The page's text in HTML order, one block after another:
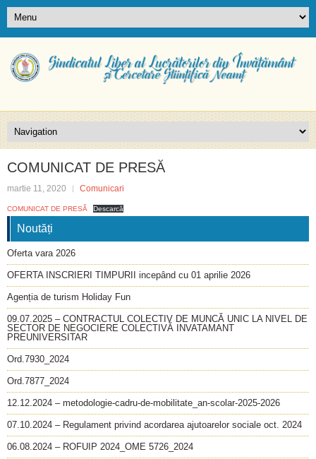
COMUNICAT DE PRESĂ
martie 11, 2020 Comunicari
COMUNICAT DE PRESĂ Descarcă
Noutăți
Oferta vara 2026
OFERTA INSCRIERI TIMPURII incepând cu 01 aprilie 2026
Agenția de turism Holiday Fun
09.07.2025 – CONTRACTUL COLECTIV DE MUNCĂ UNIC LA NIVEL DE
SECTOR DE NEGOCIERE COLECTIVĂ INVATAMANT
PREUNIVERSITAR
Ord.7930_2024
Ord.7877_2024
12.12.2024 – metodologie-cadru-de-mobilitate_an-scolar-2025-2026
07.10.2024 – Regulament privind acordarea ajutoarelor sociale oct. 2024
06.08.2024 – ROFUIP 2024_OME 5726_2024